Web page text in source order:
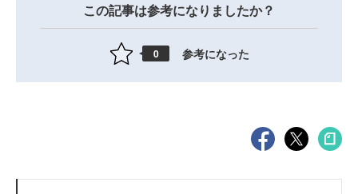
この記事は参考になりましたか？
0 参考になった